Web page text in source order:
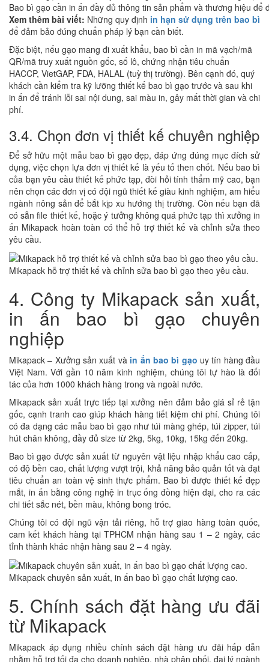
Bao bì gạo cần in ấn đầy đủ thông tin sản phẩm và thương hiệu để
Xem thêm bài viết: Những quy định in hạn sử dụng trên bao bì
để đảm bảo đúng chuẩn pháp lý bạn cần biết.
Đặc biệt, nếu gạo mang đi xuất khẩu, bao bì cần in mã vạch/mã
QR/mã truy xuất nguồn gốc, số lô, chứng nhận tiêu chuẩn
HACCP, VietGAP, FDA, HALAL (tuỳ thị trường). Bên cạnh đó, quý
khách cần kiểm tra kỹ lưỡng thiết kế bao bì gạo trước và sau khi
in ấn để tránh lỗi sai nội dung, sai màu in, gây mất thời gian và chi
phí.
3.4. Chọn đơn vị thiết kế chuyên nghiệp
Để sở hữu một mẫu bao bì gạo đẹp, đáp ứng đúng mục đích sử
dụng, việc chọn lựa đơn vị thiết kế là yếu tố then chốt. Nếu bao bì
của bạn yêu cầu thiết kế phức tạp, đòi hỏi tính thẩm mỹ cao, bạn
nên chọn các đơn vị có đội ngũ thiết kế giàu kinh nghiệm, am hiểu
ngành nông sản để bắt kịp xu hướng thị trường. Còn nếu bạn đã
có sẵn file thiết kế, hoặc ý tưởng không quá phức tạp thì xưởng in
ấn Mikapack hoàn toàn có thể hỗ trợ thiết kế và chỉnh sửa theo
yêu cầu.
Mikapack hỗ trợ thiết kế và chỉnh sửa bao bì gạo theo yêu cầu.
4. Công ty Mikapack sản xuất,
in ấn bao bì gạo chuyên
nghiệp
Mikapack – Xưởng sản xuất và in ấn bao bì gạo uy tín hàng đầu
Việt Nam. Với gần 10 năm kinh nghiệm, chúng tôi tự hào là đối
tác của hơn 1000 khách hàng trong và ngoài nước.
Mikapack sản xuất trực tiếp tại xưởng nên đảm bảo giá sỉ rẻ tận
gốc, cạnh tranh cao giúp khách hàng tiết kiệm chi phí. Chúng tôi
có đa dạng các mẫu bao bì gạo như túi màng ghép, túi zipper, túi
hút chân không, đầy đủ size từ 2kg, 5kg, 10kg, 15kg đến 20kg.
Bao bì gạo được sản xuất từ nguyên vật liệu nhập khẩu cao cấp,
có độ bền cao, chất lượng vượt trội, khả năng bảo quản tốt và đạt
tiêu chuẩn an toàn vệ sinh thực phẩm. Bao bì được thiết kế đẹp
mắt, in ấn bằng công nghệ in trục ống đồng hiện đại, cho ra các
chi tiết sắc nét, bền màu, không bong tróc.
Chúng tôi có đội ngũ vận tải riêng, hỗ trợ giao hàng toàn quốc,
cam kết khách hàng tại TPHCM nhận hàng sau 1 – 2 ngày, các
tỉnh thành khác nhận hàng sau 2 – 4 ngày.
Mikapack chuyên sản xuất, in ấn bao bì gạo chất lượng cao.
5. Chính sách đặt hàng ưu đãi
từ Mikapack
Mikapack áp dụng nhiều chính sách đặt hàng ưu đãi hấp dẫn
nhằm hỗ trợ tối đa cho doanh nghiệp, nhà phân phối, đại lý ngành